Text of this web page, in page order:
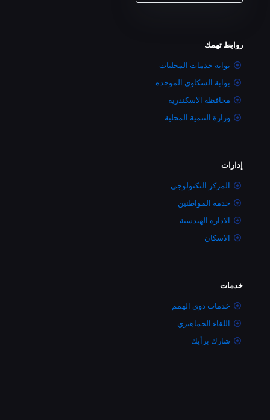
روابط تهمك
بوابة خدمات المحليات
بوابة الشكاوى الموحده
محافظة الاسكندرية
وزارة التنمية المحلية
إدارات
المركز التكنولوجى
خدمة المواطنين
الاداره الهندسية
الاسكان
خدمات
خدمات ذوى الهمم
اللقاء الجماهيري
شارك برأيك